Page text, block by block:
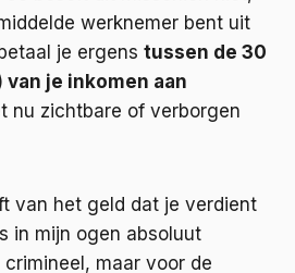
werknemer bent uit
je ergens tussen de 30
je inkomen aan
nu zichtbare of verborgen
van het geld dat je verdient
in mijn ogen absoluut
maar voor de